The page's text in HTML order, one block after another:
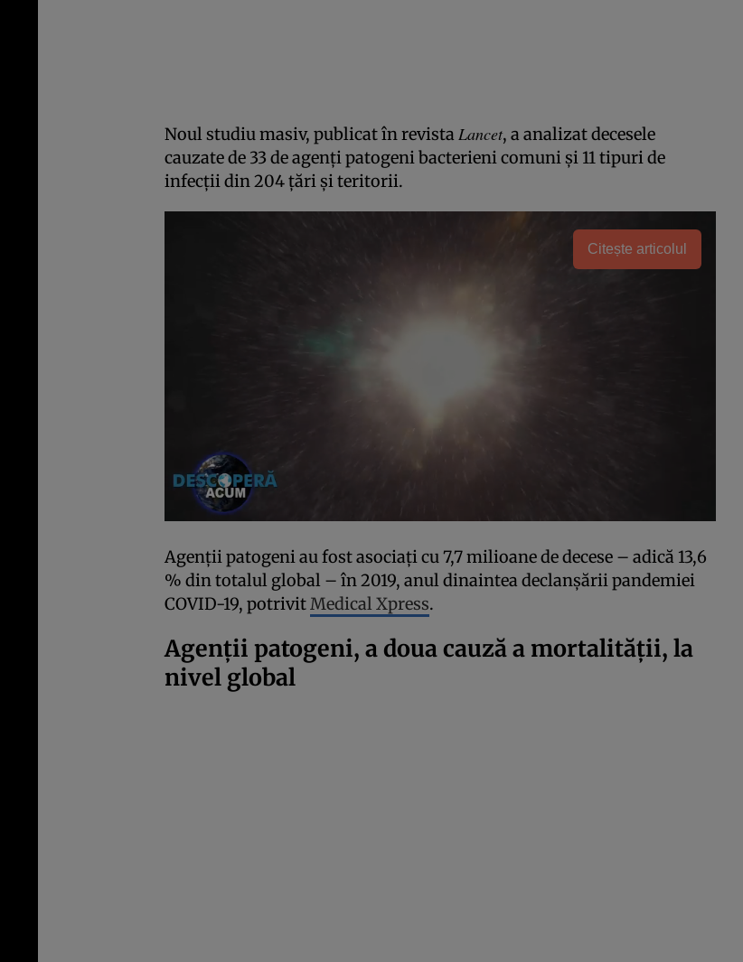
Noul studiu masiv, publicat în revistaLancet, a analizat decesele
cauzate de 33 de agenți patogeni bacterieni comuni și 11 tipuri de
infecții din 204 țări și teritorii.
Citește articolul
Agenții patogeni au fost asociați cu 7,7 milioane de decese – adică 13,6
% din totalul global – în 2019, anul dinaintea declanșării pandemiei
COVID-19, potrivitMedical Xpress.
Agenții patogeni, a doua cauză a mortalității, la
nivel global